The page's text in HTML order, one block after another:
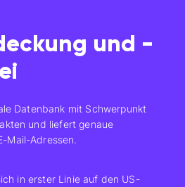
und -
Datenbank mit Schwerpunkt
und liefert genaue
Mail-Adressen.
in erster Linie auf den US-